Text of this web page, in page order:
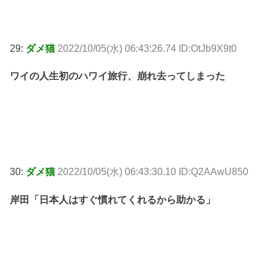
29: ダメ猫 2022/10/05(水) 06:43:26.74 ID:OtJb9X9t0
ワイの人生初のハワイ旅行、崩れ去ってしまった
30: ダメ猫 2022/10/05(水) 06:43:30.10 ID:Q2AAwU850
岸田「日本人はすぐ慣れてくれるから助かる」